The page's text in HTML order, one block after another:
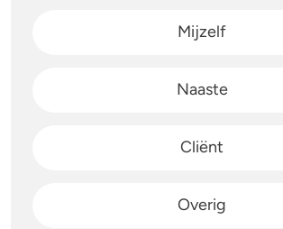
Benzodiazepines
Mijzelf
Naaste
Cliënt
Overig